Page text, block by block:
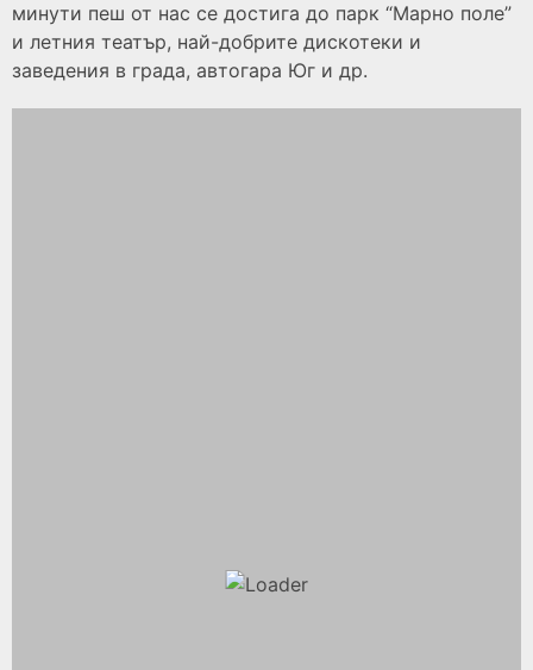
минути пеш от нас се достига до парк “Марно поле”
и летния театър, най-добрите дискотеки и
заведения в града, автогара Юг и др.